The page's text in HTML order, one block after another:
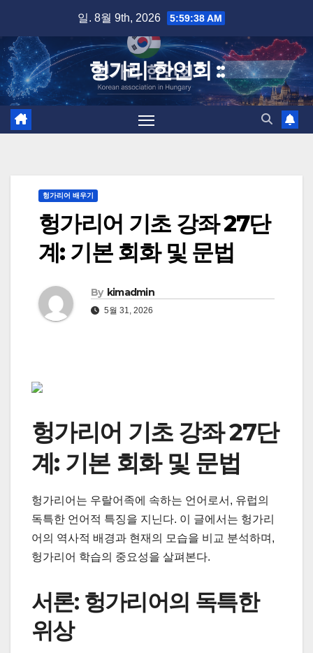
content
일. 8월 9th, 2026 5:59:39 AM
헝가리 한인회 ::
헝가리어 배우기
헝가리어 기초 강좌 27단
계: 기본 회화 및 문법
By kimadmin
5월 31, 2026
헝가리어 기초 강좌 27단
계: 기본 회화 및 문법
헝가리어는 우랄어족에 속하는 언어로서, 유럽의
독특한 언어적 특징을 지닌다. 이 글에서는 헝가리
어의 역사적 배경과 현재의 모습을 비교 분석하며,
헝가리어 학습의 중요성을 살펴본다.
서론: 헝가리어의 독특한
위상